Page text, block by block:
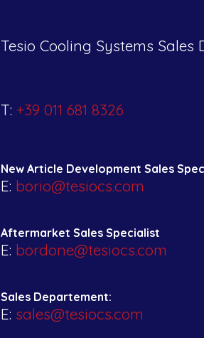
Tesio Cooling Systems Sales
T: +39 011 681 8326
New Article Development Sales
E: borio@tesiocs.com
Aftermarket Sales Specialist
E: bordone@tesiocs.com
Sales Departement:
E: sales@tesiocs.com